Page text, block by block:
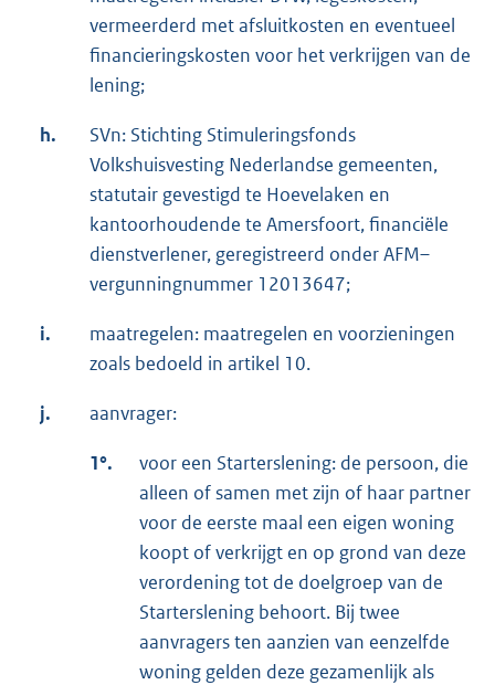
vermeerderd met afsluitkosten en eventueel
financieringskosten voor het verkrijgen van de
lening;
h.
SVn: Stichting Stimuleringsfonds
Volkshuisvesting Nederlandse gemeenten,
statutair gevestigd te Hoevelaken en
kantoorhoudende te Amersfoort, financiële
dienstverlener, geregistreerd onder AFM–
vergunningnummer 12013647;
i.
maatregelen: maatregelen en voorzieningen
zoals bedoeld in artikel 10.
j. aanvrager:
1°.
voor een Starterslening: de persoon, die
alleen of samen met zijn of haar partner
voor de eerste maal een eigen woning
koopt of verkrijgt en op grond van deze
verordening tot de doelgroep van de
Starterslening behoort. Bij twee
aanvragers ten aanzien van eenzelfde
woning gelden deze gezamenlijk als